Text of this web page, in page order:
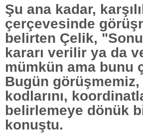
Şu ana kadar,
çerçevesinde
belirten Çelik,
kararı verilir ya da
mümkün ama bunu
Bugün
kodlarını,
belirlemeye dönük
konuştu.